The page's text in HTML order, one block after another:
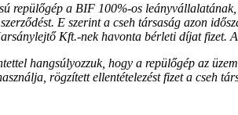
repülőgép a BIF 100%-os
E szerint a cseh társaság azon
Kft.-nek havonta bérleti díjat fizet.
hangsúlyozzuk, hogy a repülőgép az
rögzített ellentételezést fizet a cseh